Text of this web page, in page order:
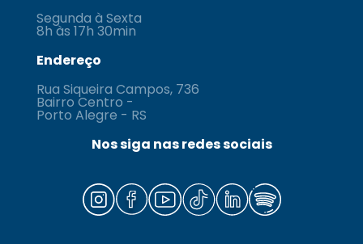
Segunda à Sexta
8h às 17h 30min
Endereço
Rua Siqueira Campos, 736
Bairro Centro -
Porto Alegre - RS
Nos siga nas redes sociais